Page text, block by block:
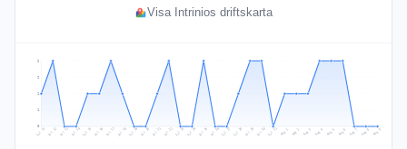
Visa Intrinios driftskarta
1
1
2
2
Jul 11 Jul 12 Jul 13 Jul 14 Jul 15 Jul 16 Jul 17 Jul 18 Jul 19 Jul 20 Jul 21 Jul 22 Jul 23 Jul 24 Jul 25 Jul 26 Jul 27 Jul 28 Jul 29 Jul 30 Jul 31 Aug 1 Aug 2 Aug 3 Aug 4 Aug 5 Aug 6 Aug 7 Aug 8 Aug 9